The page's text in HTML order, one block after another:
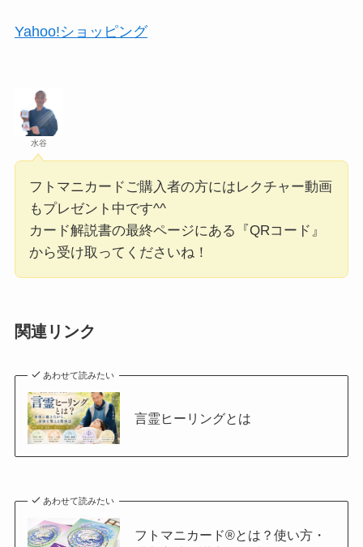
Yahoo!ショッピング
水谷
フトマニカードご購入者の方にはレクチャー動画
もプレゼント中です^^
カード解説書の最終ページにある『QRコード』
から受け取ってくださいね！
関連リンク
あわせて読みたい
言霊ヒーリングとは
あわせて読みたい
フトマニカード®とは？使い方・